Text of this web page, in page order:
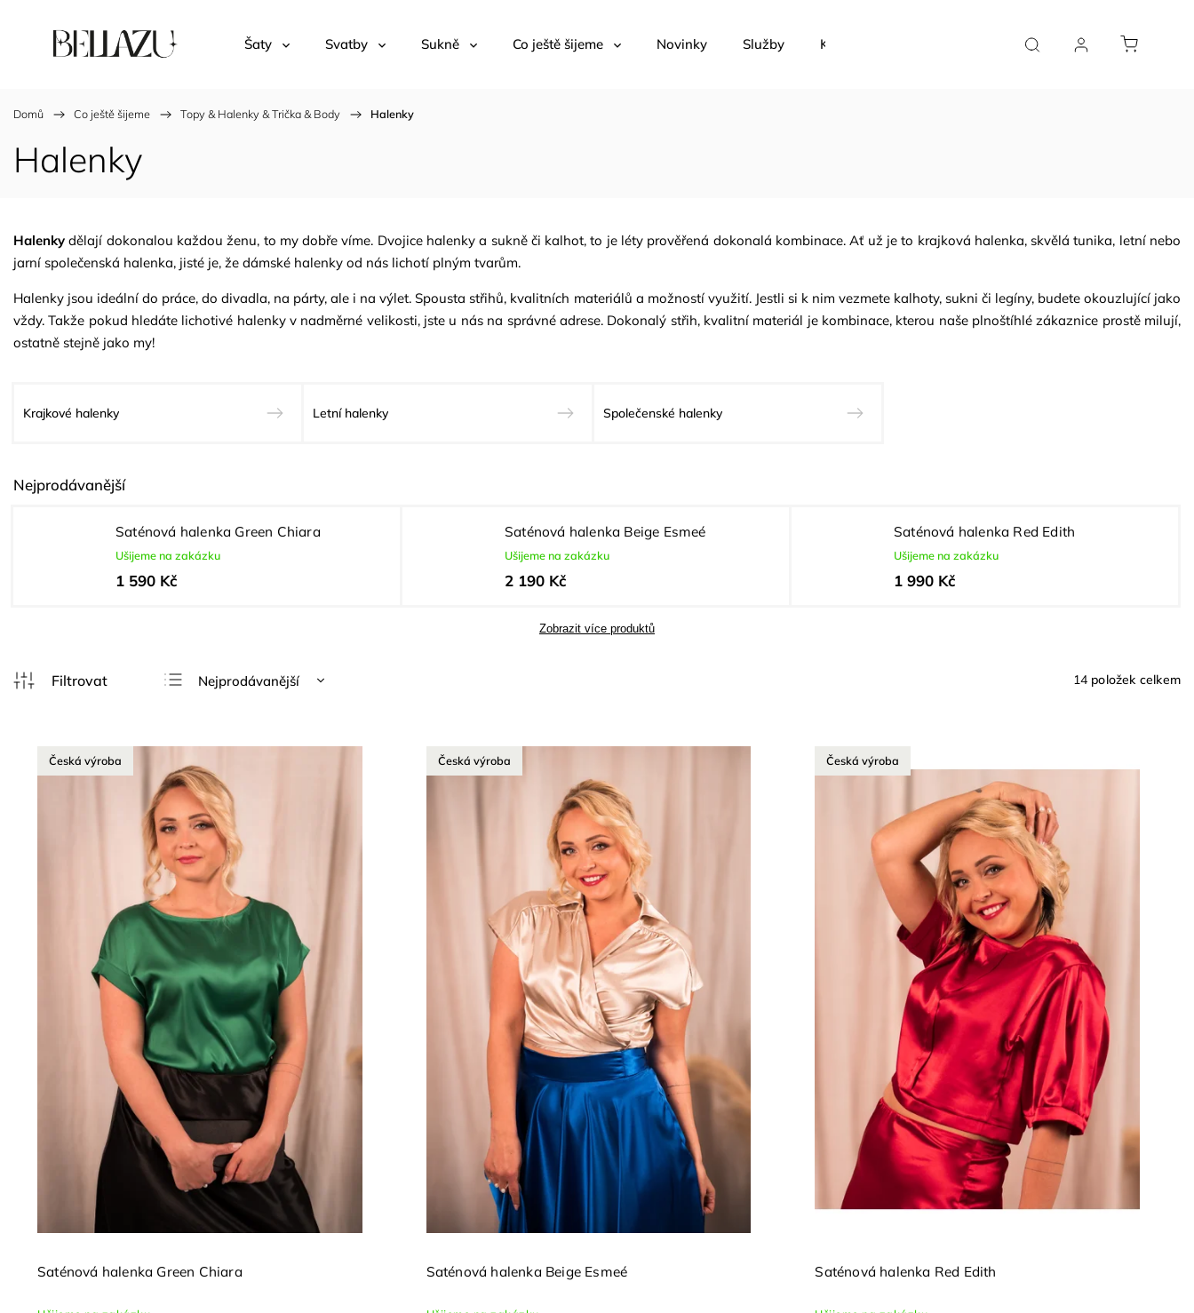
Šaty Svatby Sukně Co ještě šijeme Novinky Služby Kolekce 'Jednoduchost & Elegance' Kolekce 'Klára &
Domů / Co ještě šijeme / Topy & Halenky & Trička & Body / Halenky
Halenky
Halenky dělají dokonalou každou ženu, to my dobře víme. Dvojice halenky a sukně či kalhot, to je léty prověřená dokonalá kombinace. Ať už je to krajková halenka, skvělátunika, letní nebo
jarní společenská halenka, jisté je, že dámské halenky od nás lichotí plným tvarům.
Halenky jsou ideální do práce, do divadla, na párty, ale i na výlet. Spousta střihů, kvalitních materiálů a možností využití. Jestli si k nim vezmete kalhoty, sukni či legíny, budete okouzlující jako
vždy.Takže pokud hledáte lichotivé halenky v nadměrné velikosti, jste u nás na správné adrese. Dokonalý střih, kvalitní materiál je kombinace, kterou naše plnoštíhlé zákaznice prostě milují,
ostatně stejně jako my!
Krajkové halenky Letní halenky Společenské halenky
Nejprodávanější
Saténová halenka Green Chiara
Ušijeme na zakázku
1 590 Kč
Saténová halenka Beige Esmeé
Ušijeme na zakázku
2 190 Kč
Saténová halenka Red Edith
Ušijeme na zakázku
1 990 Kč
Zobrazit více produktů
Nejprodávanější
Abecedně
14 položek celkem
Česká výroba
Saténová halenka Green Chiara
Česká výroba
Saténová halenka Beige Esmeé
Česká výroba
Saténová halenka Red Edith